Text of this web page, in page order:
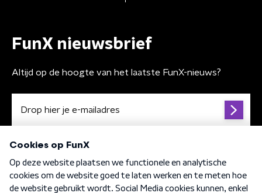
FunX nieuwsbrief
Altijd op de hoogte van het laatste FunX-nieuws?